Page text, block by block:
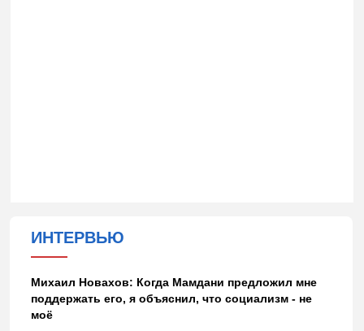
ИНТЕРВЬЮ
Михаил Новахов: Когда Мамдани предложил мне
поддержать его, я объяснил, что социализм - не
моё